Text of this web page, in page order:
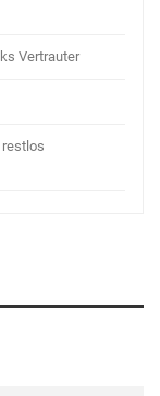
Vertrauter
restlos